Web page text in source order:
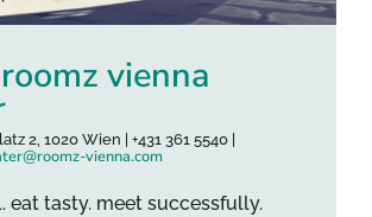
vienna
2, 1020 Wien | +431 361 5540 |
vienna.com
eat tasty. meet successfully.